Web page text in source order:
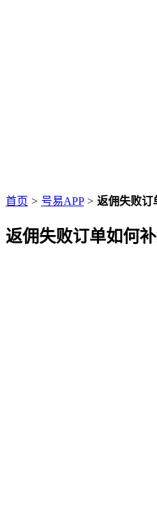
首页 > 号易APP > 返佣失败订
返佣失败订单如何补